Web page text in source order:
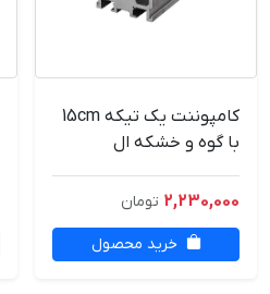
کامپوننت یک تیکه 15cm
با گوه و خشکه ال
2,230,000 تومان
خرید محصول